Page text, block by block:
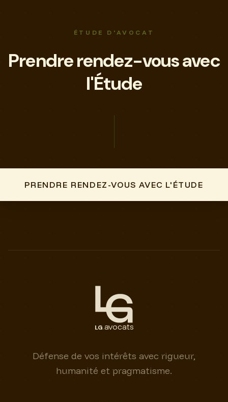
ÉTUDE D'AVOCAT
Prendre rendez-vous avec
l'Étude
PRENDRE RENDEZ-VOUS AVEC L'ÉTUDE
LG.avocats
Défense de vos intérêts avec rigueur,
humanité et pragmatisme.